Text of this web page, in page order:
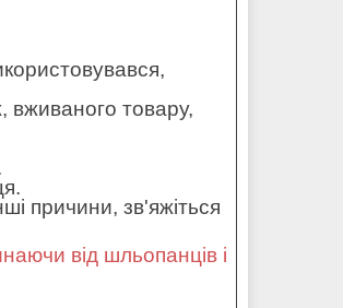
вживаного товару,
причини, зв'яжіться
від шльопанців і